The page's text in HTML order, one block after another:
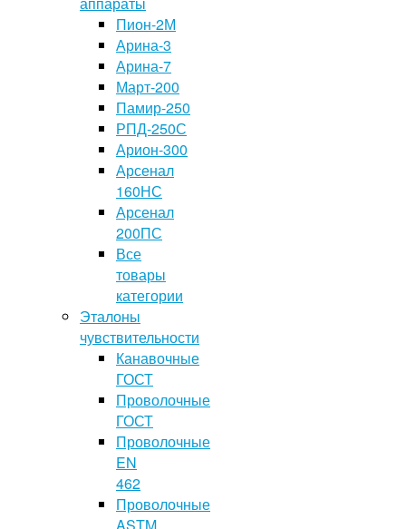
Пион-2М
Арина-3
Арина-7
Март-200
Памир-250
РПД-250С
Арион-300
Арсенал
160НС
Арсенал
200ПС
Все
товары
категории
Эталоны
чувствительности
Канавочные
ГОСТ
Проволочные
ГОСТ
Проволочные
EN
462
Проволочные